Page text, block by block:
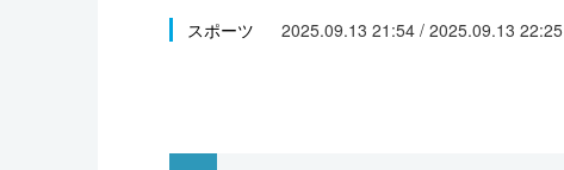
文化 スポーツ 2025.09.13 21:54 / 2025.09.13 22:25